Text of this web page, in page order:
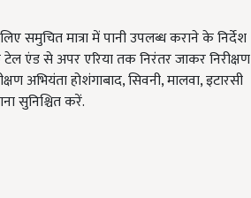
समुचित मात्रा में पानी उपलब्ध कराने के निर्देश
एंड से अपर एरिया तक निरंतर जाकर निरीक्षण
होशंगाबाद, सिवनी, मालवा, इटारसी
सुनिश्चित करें.